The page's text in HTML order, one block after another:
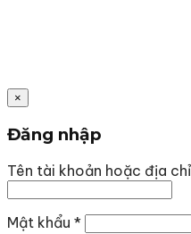
×
Đăng nhập
Tên tài khoản hoặc địa
Mật khẩu *Bắt